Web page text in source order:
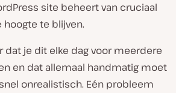
site beheert van cruciaal
te blijven.
dat je dit elke dag voor meerdere
en dat allemaal handmatig moet
onrealistisch. Eén probleem